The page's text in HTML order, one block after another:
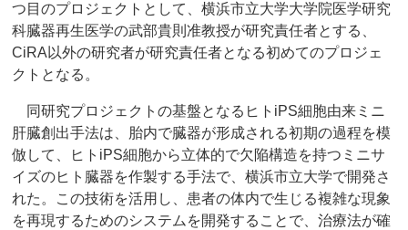
つ目のプロジェクトとして、横浜市立大学大学院医学研究
科臓器再生医学の武部貴則准教授が研究責任者とする、
CiRA以外の研究者が研究責任者となる初めてのプロジェ
クトとなる。
同研究プロジェクトの基盤となるヒトiPS細胞由来ミニ
肝臓創出手法は、胎内で臓器が形成される初期の過程を模
倣して、ヒトiPS細胞から立体的で欠陥構造を持つミニサ
イズのヒト臓器を作製する手法で、横浜市立大学で開発さ
れた。この技術を活用し、患者の体内で生じる複雑な現象
を再現するためのシステムを開発することで、治療法が確